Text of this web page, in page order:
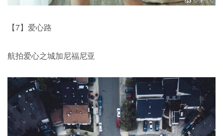
【7】爱心路
航拍爱心之城加尼福尼亚